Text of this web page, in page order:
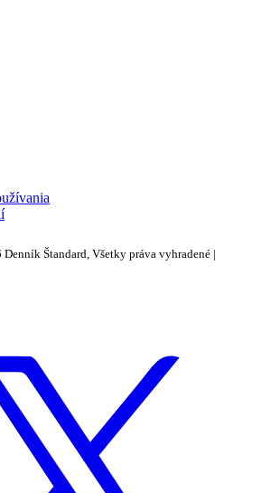
Denník Štandard, Všetky práva vyhradené |